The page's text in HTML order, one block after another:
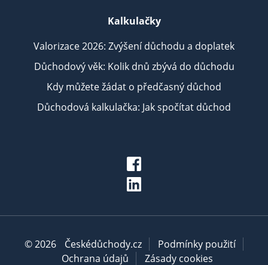
Kalkulačky
Valorizace 2026: Zvýšení důchodu a doplatek
Důchodový věk: Kolik dnů zbývá do důchodu
Kdy můžete žádat o předčasný důchod
Důchodová kalkulačka: Jak spočítat důchod
© 2026 Českédůchody.cz
Podmínky použití
Ochrana údajů
Zásady cookies